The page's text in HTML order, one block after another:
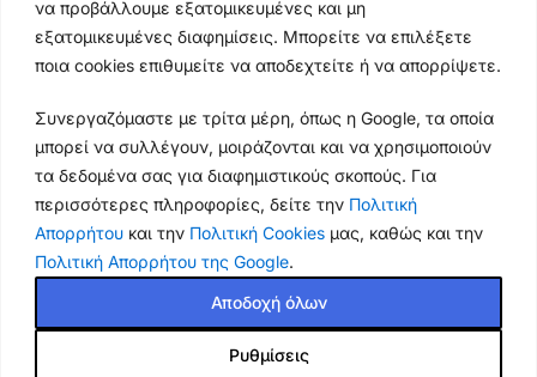
να προβάλλουμε εξατομικευμένες και μη
εξατομικευμένες διαφημίσεις. Μπορείτε να επιλέξετε
ποια cookies επιθυμείτε να αποδεχτείτε ή να απορρίψετε.
Συνεργαζόμαστε με τρίτα μέρη, όπως η Google, τα οποία
μπορεί να συλλέγουν, μοιράζονται και να χρησιμοποιούν
τα δεδομένα σας για διαφημιστικούς σκοπούς. Για
περισσότερες πληροφορίες, δείτε την Πολιτική
Απορρήτου και την Πολιτική Cookies μας, καθώς και την
Πολιτική Απορρήτου της Google.
Ρυθμίσεις
Αποδοχή όλων
Ωράρια & Διευθύνσεις →
Κεντρικό τηλέφωνο
info@thikishop.gr
Δευ - Σάβ: 10:00 - 21:00
για παραγγελίες άνω των 35€